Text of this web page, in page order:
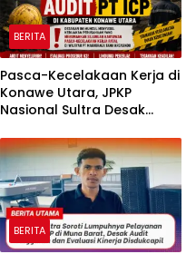
BERITA
Pasca-Kecelakaan Kerja di
Konawe Utara, JPKP
Nasional Sultra Desak
BERITA